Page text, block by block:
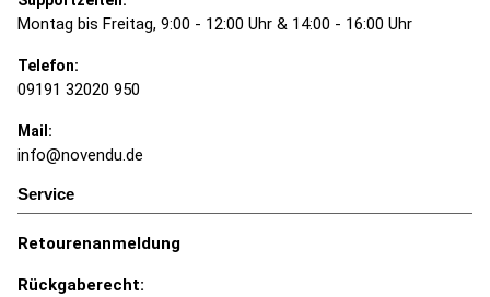
Montag bis Freitag, 9:00 - 12:00 Uhr & 14:00 - 16:00 Uhr
Telefon:
09191 32020 950
Mail:
info@novendu.de
Service
Retourenanmeldung
Rückgaberecht: